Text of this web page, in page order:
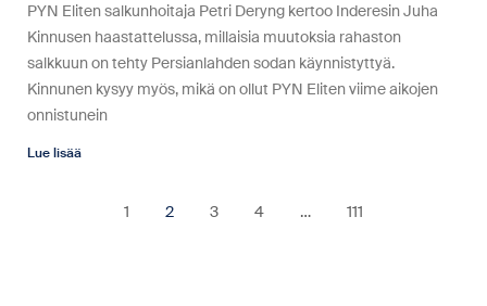
PYN Eliten salkunhoitaja Petri Deryng kertoo Inderesin Juha
Kinnusen haastattelussa, millaisia muutoksia rahaston
salkkuun on tehty Persianlahden sodan käynnistyttyä.
Kinnunen kysyy myös, mikä on ollut PYN Eliten viime aikojen
onnistunein
Lue lisää
1 2 3 4 … 111